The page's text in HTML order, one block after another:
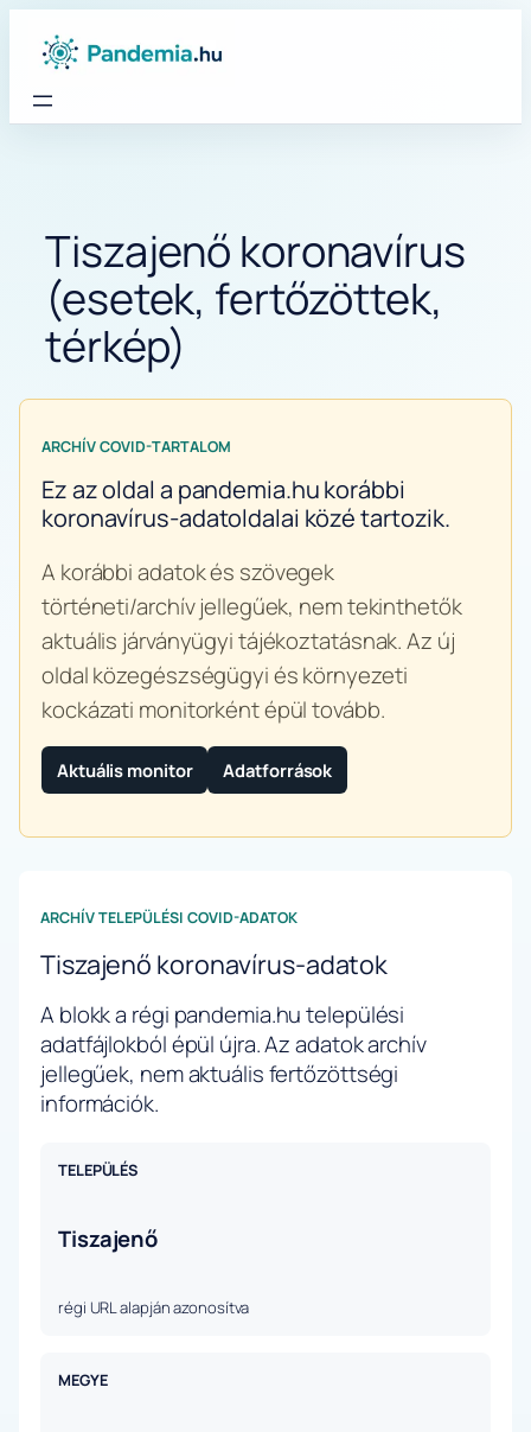
Tiszajenő koronavírus
(esetek, fertőzöttek,
térkép)
ARCHÍV COVID-TARTALOM
Ez az oldal a pandemia.hu korábbi
koronavírus-adatoldalai közé tartozik.
A korábbi adatok és szövegek
történeti/archív jellegűek, nem tekinthetők
aktuális járványügyi tájékoztatásnak. Az új
oldal közegészségügyi és környezeti
kockázati monitorként épül tovább.
Aktuális monitor Adatforrások
ARCHÍV TELEPÜLÉSI COVID-ADATOK
Tiszajenő koronavírus-adatok
A blokk a régi pandemia.hu települési
adatfájlokból épül újra. Az adatok archív
jellegűek, nem aktuális fertőzöttségi
információk.
TELEPÜLÉS
Tiszajenő
régi URL alapján azonosítva
MEGYE